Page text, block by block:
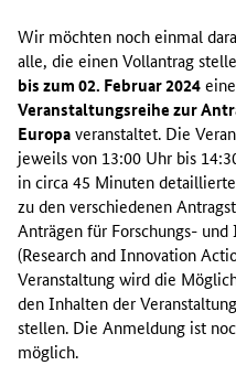
Wir möchten noch einmal
alle, die einen Vollantrag
bis zum 02. Februar 2024
Veranstaltungsreihe zur
Europaveranstaltet. Die
jeweils von 13:00 Uhr bis
in circa 45 Minuten
zu den verschiedenen
Anträgen für Forschungs-
(Research and Innovation
Veranstaltung wird die
den Inhalten der
stellen. Die Anmeldung ist
möglich.